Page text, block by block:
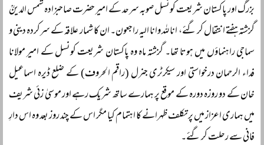
بزرگ اور پاکستان شریعت کونسل صوبہ سرحد کے امیر حضرت صاحبزادہ شمس الدینؒ
گزشتہ ہفتے انتقال کر گئے، انا للہ وانا الیہ راجعون۔ ان کا شمار علاقہ کے سرکردہ دینی و
سماجی راہنماؤں میں ہوتا تھا۔ گزشتہ ماہ وہ پاکستان شریعت کونسل کے امیر مولانا
فداء الرحمان درخواستی اور سیکرٹری جنرل (راقم الحروف) کے ضلع ڈیرہ اسماعیل
خان کے دو روزہ دورہ کے موقع پر ہمارے ساتھ شریک رہے اور موسیٰ زئی شریف
میں ہماری اعزاز میں پرتکلف ظہرانے کا اہتمام کیا مگر اس کے چند روز بعد وہ اس دارِ
فانی سے رحلت کر گئے۔